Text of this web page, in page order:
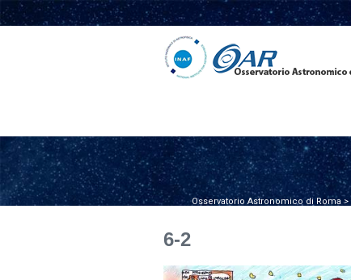
Osservatorio Astronomico di Roma>
6-2